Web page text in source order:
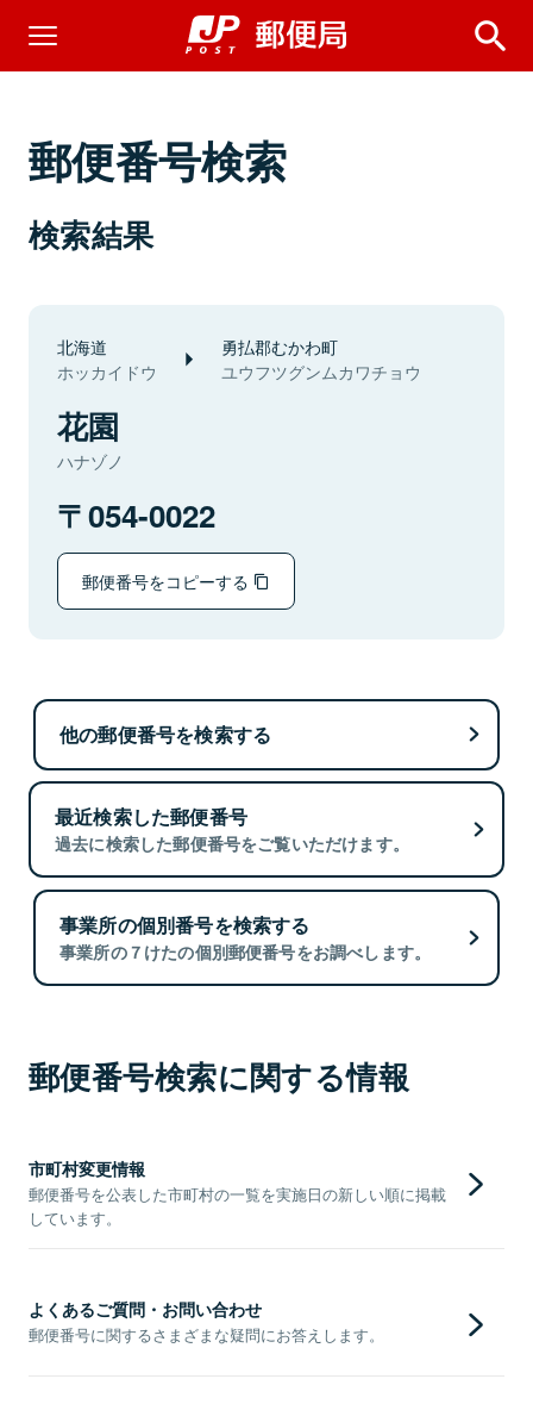
郵便番号検索
検索結果
北海道
ホッカイドウ
勇払郡むかわ町
ユウフツグンムカワチョウ
花園
ハナゾノ
054-0022
郵便番号をコピーする
他の郵便番号を検索する
最近検索した郵便番号
過去に検索した郵便番号をご覧いただけます。
事業所の個別番号を検索する
事業所の７けたの個別郵便番号をお調べします。
郵便番号検索に関する情報
市町村変更情報
郵便番号を公表した市町村の一覧を実施日の新しい順に掲載
しています。
よくあるご質問・お問い合わせ
郵便番号に関するさまざまな疑問にお答えします。